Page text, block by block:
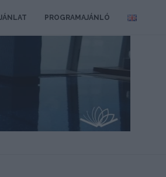
PROGRAMAJÁNLÓ